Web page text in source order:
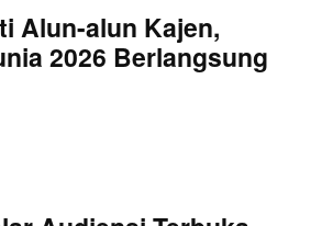
Alun-alun Kajen,
2026 Berlangsung